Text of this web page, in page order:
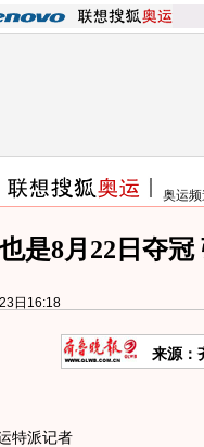
奥运
是8月22日夺
日16:18
来源：
派记者